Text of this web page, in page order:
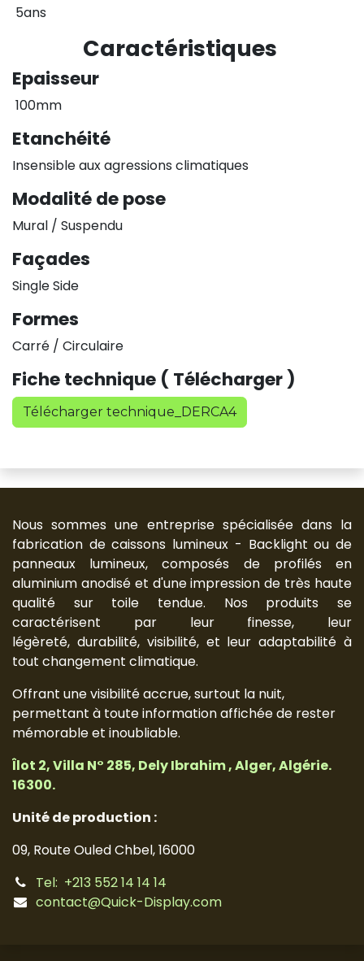
5ans
Caractéristiques
Epaisseur
100mm
Etanchéité
Insensible aux agressions climatiques
Modalité de pose
Mural / Suspendu
Façades
Single Side
Formes
Carré / Circulaire
Fiche technique ( Télécharger )
Télécharger technique_DERCA4
Nous sommes une entreprise spécialisée dans la
fabrication de caissons lumineux - Backlight ou de
panneaux lumineux, composés de profilés en
aluminium anodisé et d'une impression de très haute
qualité sur toile tendue. Nos produits se
caractérisent par leur finesse, leur
légèreté, durabilité, visibilité, et leur adaptabilité à
tout changement climatique.
Offrant une visibilité accrue, surtout la nuit,
permettant à toute information affichée de rester
mémorable et inoubliable.
Îlot 2, Villa N° 285, Dely Ibrahim , Alger, Algérie.
16300.
Unité de production :
09, Route Ouled Chbel, 16000
Tel: +213 552 14 14 14
contact@Quick-Display.com